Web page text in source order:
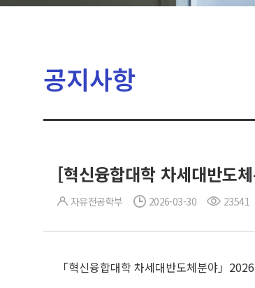
공지사항
[혁신융합대학 차세대반도
자유전공학부 2026-03-30 23541
「혁신융합대학 차세대반도체분야」